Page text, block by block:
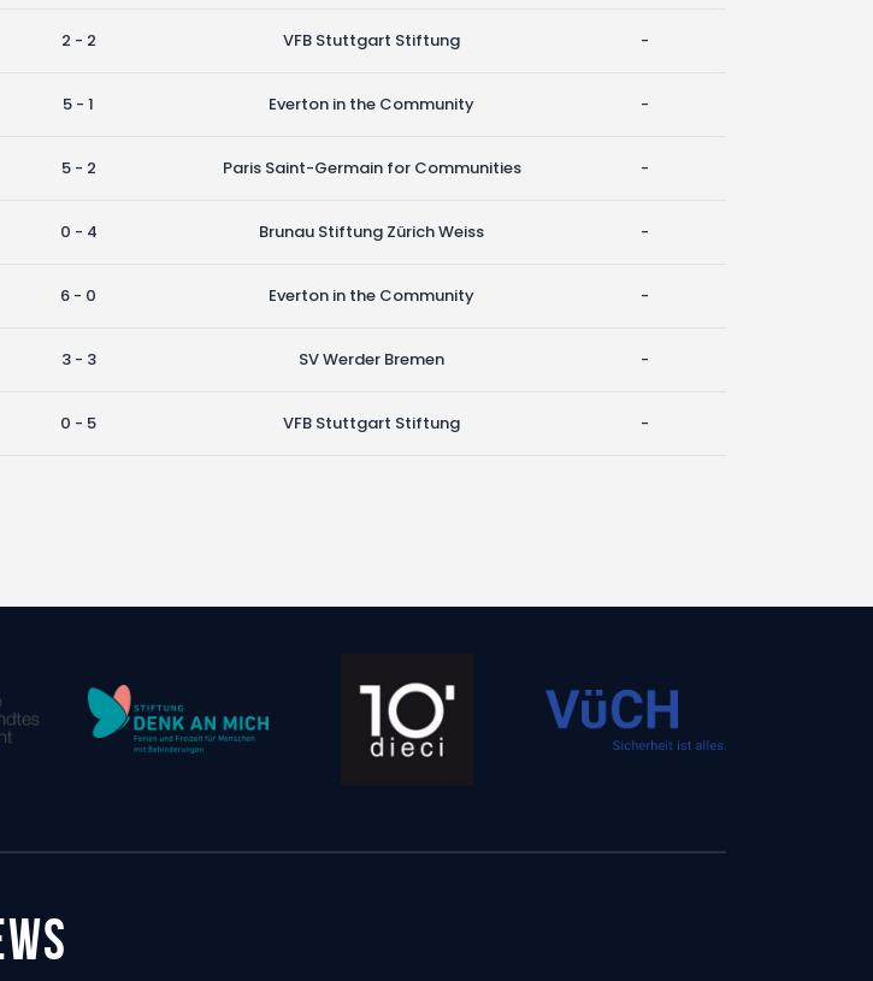
2 - 2 VFB Stuttgart Stiftung -
5 - 1 Everton in the Community -
5 - 2 Paris Saint-Germain for Communities -
0 - 4 Brunau Stiftung Zürich Weiss -
6 - 0 Everton in the Community -
3 - 3 SV Werder Bremen -
0 - 5 VFB Stuttgart Stiftung -